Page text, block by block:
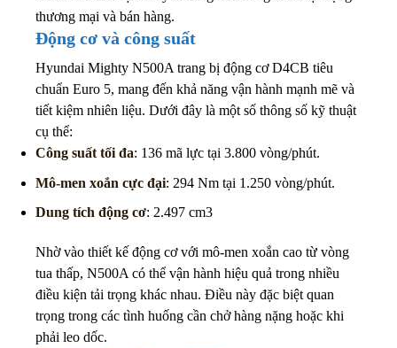
thương mại và bán hàng.
Động cơ và công suất
Hyundai Mighty N500A trang bị động cơ D4CB tiêu
chuẩn Euro 5, mang đến khả năng vận hành mạnh mẽ và
tiết kiệm nhiên liệu. Dưới đây là một số thông số kỹ thuật
cụ thể:
Công suất tối đa: 136 mã lực tại 3.800 vòng/phút.
Mô-men xoắn cực đại: 294 Nm tại 1.250 vòng/phút.
Dung tích động cơ: 2.497 cm3
Nhờ vào thiết kế động cơ với mô-men xoắn cao từ vòng
tua thấp, N500A có thể vận hành hiệu quả trong nhiều
điều kiện tải trọng khác nhau. Điều này đặc biệt quan
trọng trong các tình huống cần chở hàng nặng hoặc khi
phải leo dốc.